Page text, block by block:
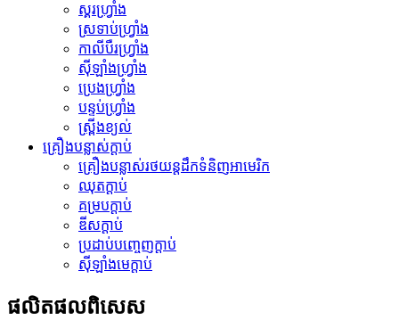
ស្គរហ្វ្រាំង
ស្រទាប់ហ្វ្រាំង
កាលីបឺរហ្វ្រាំង
ស៊ីឡាំងហ្វ្រាំង
ប្រេងហ្វ្រាំង
បន្ទប់ហ្វ្រាំង
ស្ព្រីងខ្យល់
គ្រឿងបន្លាស់ក្ដាប់
គ្រឿងបន្លាស់រថយន្តដឹកទំនិញអាមេរិក
ឈុតក្ដាប់
គម្របក្ដាប់
ឌីសក្ដាប់
ប្រដាប់​បញ្ចេញ​ក្ដាប់
ស៊ីឡាំងមេក្ដាប់
ផលិតផល​ពិសេស